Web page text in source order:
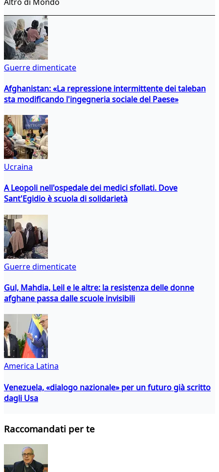
Guerre dimenticate
Afghanistan: «La repressione intermittente dei taleban
sta modificando l'ingegneria sociale del Paese»
Ucraina
A Leopoli nell'ospedale dei medici sfollati. Dove
Sant'Egidio è scuola di solidarietà
Guerre dimenticate
Gul, Mahdia, Leil e le altre: la resistenza delle donne
afghane passa dalle scuole invisibili
America Latina
Venezuela, «dialogo nazionale» per un futuro già scritto
dagli Usa
Raccomandati per te